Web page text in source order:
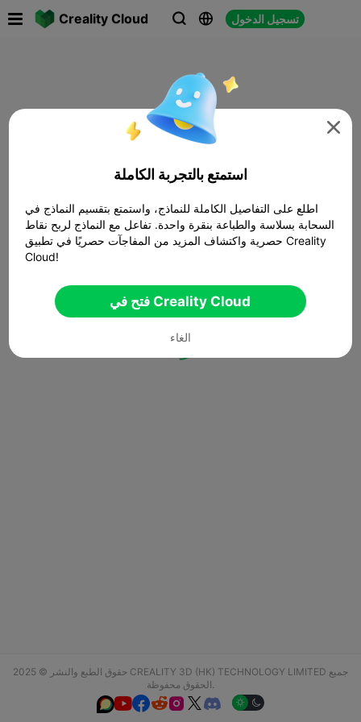
Creality Cloud   تسجيل الدخول
حقوق الطبع والنشر © 2025 CREALITY 3D (HK) TECHNOLOGY LIMITED جميع
الحقوق محفوظة.
  

استمتع بالتجربة الكاملة
اطلع على التفاصيل الكاملة للنماذج، واستمتع بتقسيم النماذج في
السحابة بسلاسة والطباعة بنقرة واحدة. تفاعل مع النماذج لربح نقاط
حصرية واكتشاف المزيد من المفاجآت حصريًا في تطبيق Creality
Cloud!
فتح في Creality Cloud
الغاء